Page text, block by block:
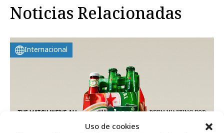
Uso de cookies
Noticias Relacionadas
Internacional